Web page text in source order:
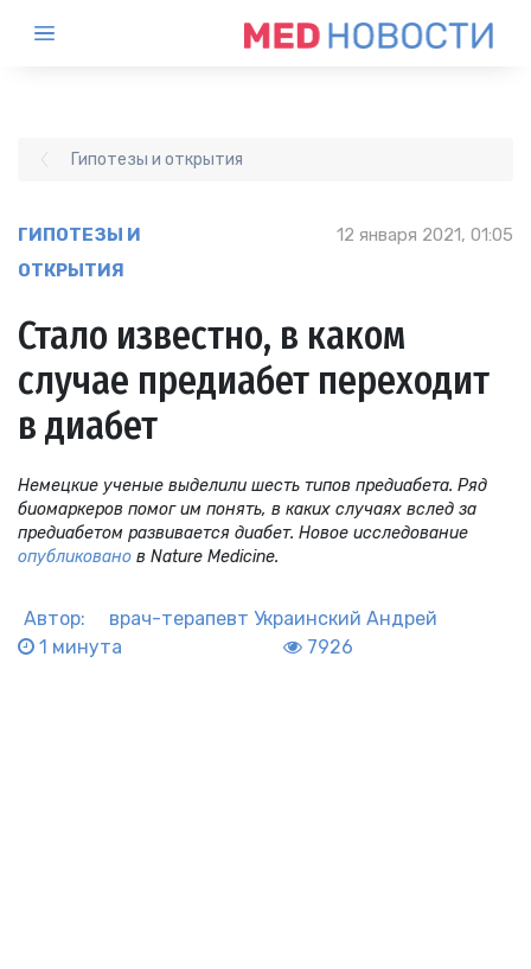
Гипотезы и открытия
ГИПОТЕЗЫ И
ОТКРЫТИЯ
12 января 2021, 01:05
Стало известно, в каком
случае предиабет переходит
в диабет
Немецкие ученые выделили шесть типов предиабета. Ряд
биомаркеров помог им понять, в каких случаях вслед за
предиабетом развивается диабет. Новое исследование
опубликовано в Nature Medicine.
Автор: врач-терапевт Украинский Андрей
1 минута
7926